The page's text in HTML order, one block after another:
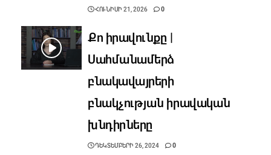
ՀՈՒՆԻՍԻ 21, 2026 0
Քո իրավունքը |
Սահմանամերձ
բնակավայրերի
բնակչության իրավական
խնդիրները
ԴԵԿՏԵՄԲԵՐԻ 26, 2024 0